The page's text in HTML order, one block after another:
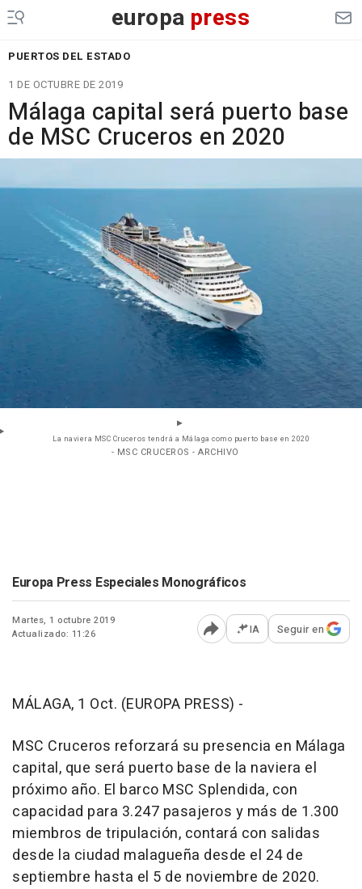
europa press
PUERTOS DEL ESTADO
1 DE OCTUBRE DE 2019
Málaga capital será puerto base
de MSC Cruceros en 2020
La naviera MSC Cruceros tendrá a Málaga como puerto base en 2020
- MSC CRUCEROS - ARCHIVO
Europa Press Especiales Monográficos
Martes, 1 octubre 2019
Actualizado: 11:26
Abrir opciones para
IA Seguir en
MÁLAGA, 1 Oct. (EUROPA PRESS) -
MSC Cruceros reforzará su presencia en Málaga
capital, que será puerto base de la naviera el
próximo año. El barco MSC Splendida, con
capacidad para 3.247 pasajeros y más de 1.300
miembros de tripulación, contará con salidas
desde la ciudad malagueña desde el 24 de
septiembre hasta el 5 de noviembre de 2020.